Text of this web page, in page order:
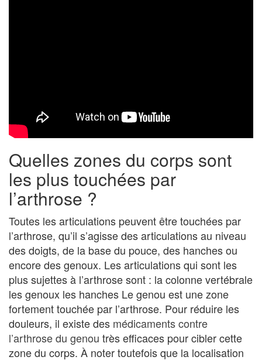
Quelles zones du corps sont
les plus touchées par
l’arthrose ?
Toutes les articulations peuvent être touchées par
l’arthrose, qu’il s’agisse des articulations au niveau
des doigts, de la base du pouce, des hanches ou
encore des genoux. Les articulations qui sont les
plus sujettes à l’arthrose sont : la colonne vertébrale
les genoux les hanches Le genou est une zone
fortement touchée par l’arthrose. Pour réduire les
douleurs, il existe des médicaments contre
l’arthrose du genou très efficaces pour cibler cette
zone du corps. À noter toutefois que la localisation